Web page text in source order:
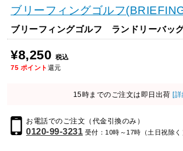
ブリーフィングゴルフ
ブリーフィングゴルフ ランドリーバッ
¥8,250 税込
75 ポイント 還元
15時までのご注文は即日出荷 [
お電話でのご注文（代金引換のみ）
0120-99-3231 受付：10時～17時（土日祝除く